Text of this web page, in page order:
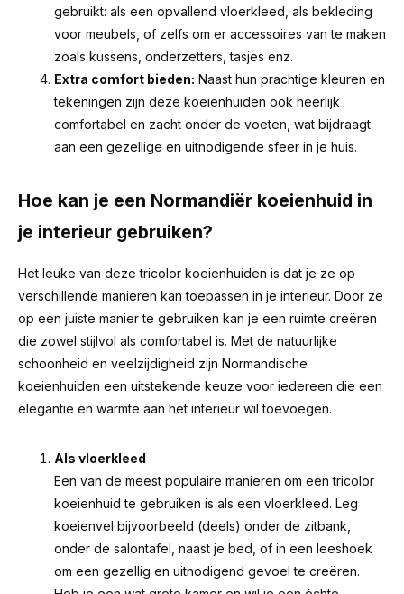
gebruikt: als een opvallend vloerkleed, als bekleding
voor meubels, of zelfs om er accessoires van te maken
zoals kussens, onderzetters, tasjes enz.
Extra comfort bieden: Naast hun prachtige kleuren en
tekeningen zijn deze koeienhuiden ook heerlijk
comfortabel en zacht onder de voeten, wat bijdraagt
aan een gezellige en uitnodigende sfeer in je huis.
Hoe kan je een Normandiër koeienhuid in
je interieur gebruiken?
Het leuke van deze tricolor koeienhuiden is dat je ze op
verschillende manieren kan toepassen in je interieur. Door ze
op een juiste manier te gebruiken kan je een ruimte creëren
die zowel stijlvol als comfortabel is. Met de natuurlijke
schoonheid en veelzijdigheid zijn Normandische
koeienhuiden een uitstekende keuze voor iedereen die een
elegantie en warmte aan het interieur wil toevoegen.
Als vloerkleed
Een van de meest populaire manieren om een tricolor
koeienhuid te gebruiken is als een vloerkleed. Leg
koeienvel bijvoorbeeld (deels) onder de zitbank,
onder de salontafel, naast je bed, of in een leeshoek
om een gezellig en uitnodigend gevoel te creëren.